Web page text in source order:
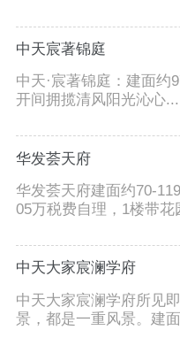
中天宸著锦庭
中天·宸著锦庭：建面约
开间拥揽清风阳光沁心...
华发荟天府
华发荟天府建面约70-
05万税费自理，1楼带花
中天大家宸澜学府
中天大家宸澜学府所见
景，都是一重风景。建